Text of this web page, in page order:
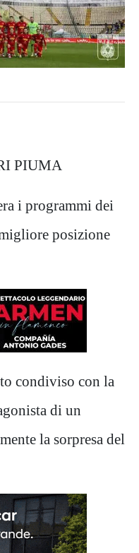
PIUMA
i programmi dei
posizione
condiviso con la
di un
la sorpresa del